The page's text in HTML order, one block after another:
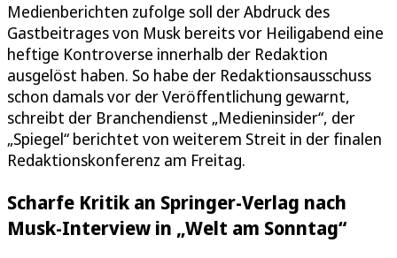
Medienberichten zufolge soll der Abdruck des
Gastbeitrages von Musk bereits vor Heiligabend eine
heftige Kontroverse innerhalb der Redaktion
ausgelöst haben. So habe der Redaktionsausschuss
schon damals vor der Veröffentlichung gewarnt,
schreibt der Branchendienst „Medieninsider“, der
„Spiegel“ berichtet von weiterem Streit in der finalen
Redaktionskonferenz am Freitag.
Scharfe Kritik an Springer-Verlag nach
Musk-Interview in „Welt am Sonntag“